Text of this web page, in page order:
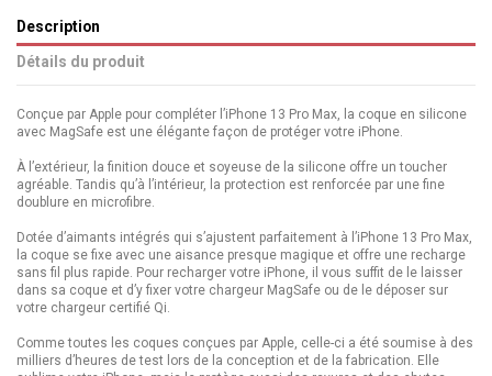
Description
Détails du produit
Conçue par Apple pour compléter l’iPhone 13 Pro Max, la coque en silicone
avec MagSafe est une élégante façon de protéger votre iPhone.
À l’extérieur, la finition douce et soyeuse de la silicone offre un toucher
agréable. Tandis qu’à l’intérieur, la protection est renforcée par une fine
doublure en microfibre.
Dotée d’aimants intégrés qui s’ajustent parfaitement à l’iPhone 13 Pro Max,
la coque se fixe avec une aisance presque magique et offre une recharge
sans fil plus rapide. Pour recharger votre iPhone, il vous suffit de le laisser
dans sa coque et d’y fixer votre chargeur MagSafe ou de le déposer sur
votre chargeur certifié Qi.
Comme toutes les coques conçues par Apple, celle-ci a été soumise à des
milliers d’heures de test lors de la conception et de la fabrication. Elle